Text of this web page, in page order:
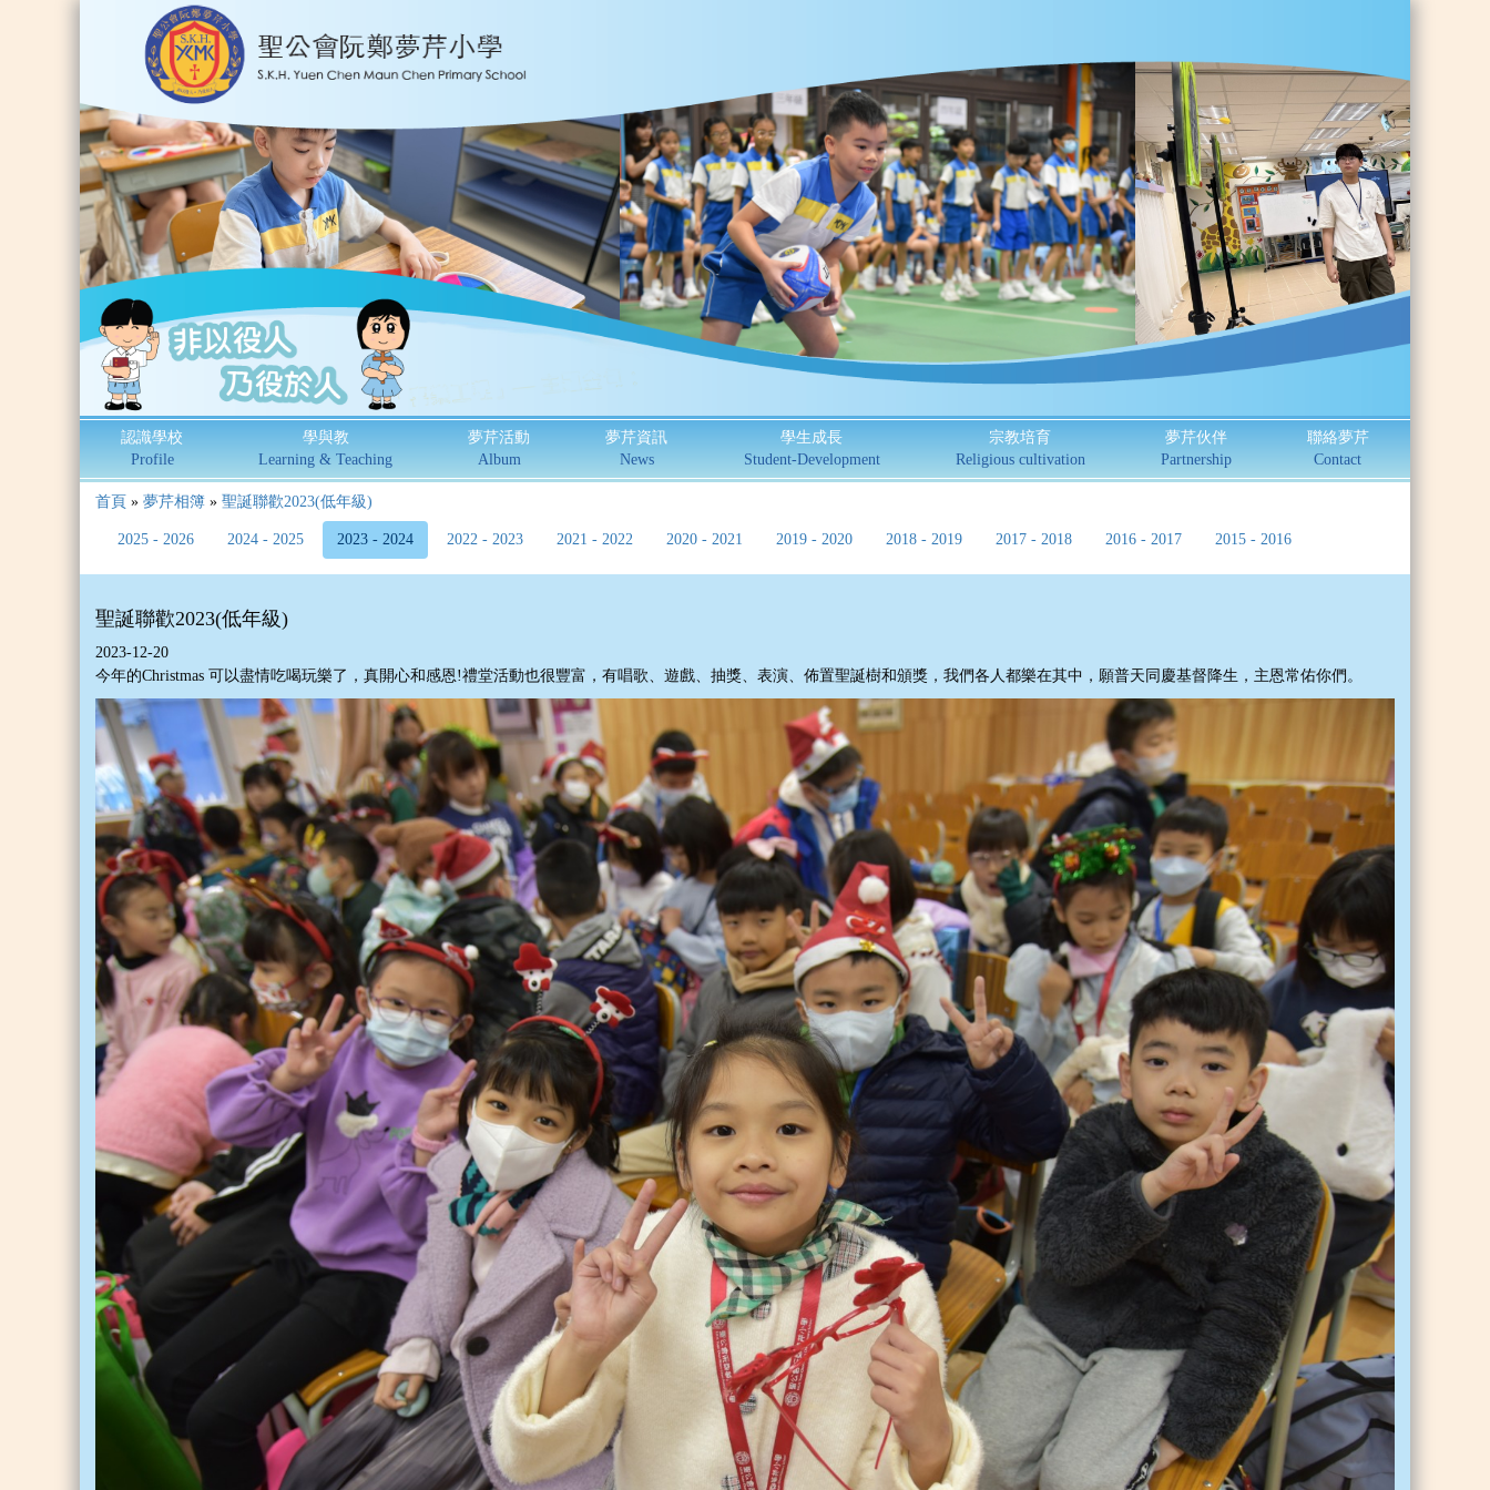
認識學校
Profile
學與教
Learning & Teaching
夢芹活動
Album
夢芹資訊
News
學生成長
Student-Development
宗教培育
Religious cultivation
夢芹伙伴
Partnership
聯絡夢芹
Contact
首頁 » 夢芹相簿 » 聖誕聯歡2023(低年級)
2025 - 2026 2024 - 2025 2023 - 2024 2022 - 2023 2021 - 2022 2020 - 2021 2019 - 2020 2018 - 2019 2017 - 2018 2016 - 2017 2015 - 2016
聖誕聯歡2023(低年級)
2023-12-20
今年的Christmas 可以盡情吃喝玩樂了，真開心和感恩!禮堂活動也很豐富，有唱歌、遊戲、抽獎、表演、佈置聖誕樹和頒獎，我們各人都樂在其中，願普天同慶基督降生，主恩常佑你們。